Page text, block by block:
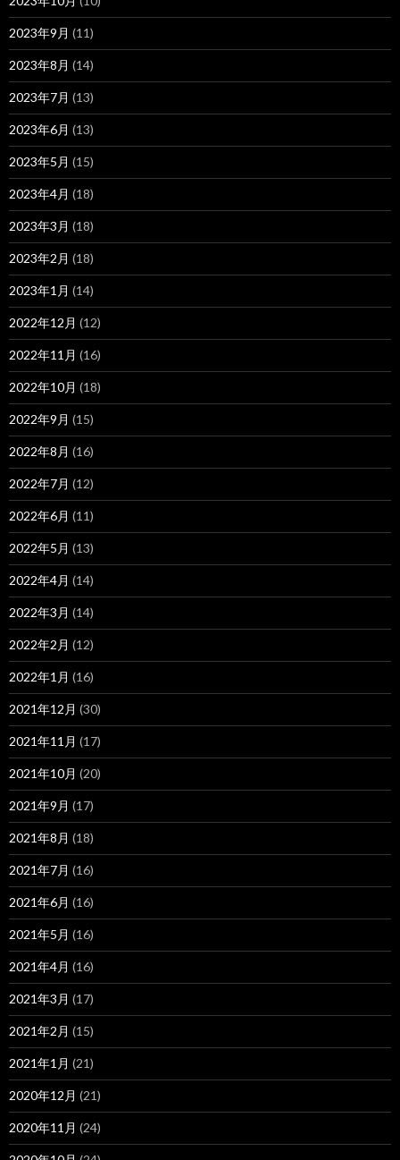
2023年9月 (11)
2023年8月 (14)
2023年7月 (13)
2023年6月 (13)
2023年5月 (15)
2023年4月 (18)
2023年3月 (18)
2023年2月 (18)
2023年1月 (14)
2022年12月 (12)
2022年11月 (16)
2022年10月 (18)
2022年9月 (15)
2022年8月 (16)
2022年7月 (12)
2022年6月 (11)
2022年5月 (13)
2022年4月 (14)
2022年3月 (14)
2022年2月 (12)
2022年1月 (16)
2021年12月 (30)
2021年11月 (17)
2021年10月 (20)
2021年9月 (17)
2021年8月 (18)
2021年7月 (16)
2021年6月 (16)
2021年5月 (16)
2021年4月 (16)
2021年3月 (17)
2021年2月 (15)
2021年1月 (21)
2020年12月 (21)
2020年11月 (24)